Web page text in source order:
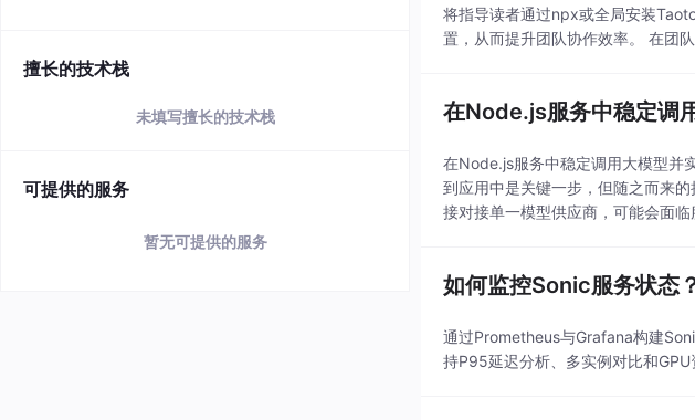
擅长的技术栈
未填写擅长的技术栈
可提供的服务
暂无可提供的服务
将指导读者通过npx或全局安装
置，从而提升团队协作效率。 在团
在Node.js服务中稳定调
在Node.js服务中稳定调用大模型并
到应用中是关键一步，但随之而来
接对接单一模型供应商，可能会面
如何监控Sonic服务状
通过Prometheus与Grafana构建
持P95延迟分析、多实例对比和